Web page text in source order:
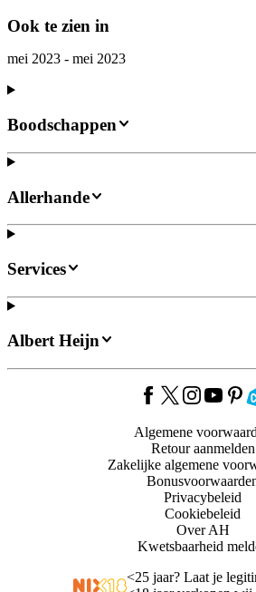
Ook te zien in
mei 2023 - mei 2023
Boodschappen
Allerhande
Services
Albert Heijn
Algemene
Retour aanmelden
Zakelijke algemene
Privacybeleid
Cookiebeleid
Over AH
Kwetsbaarheid
<25 jaar? Laat je